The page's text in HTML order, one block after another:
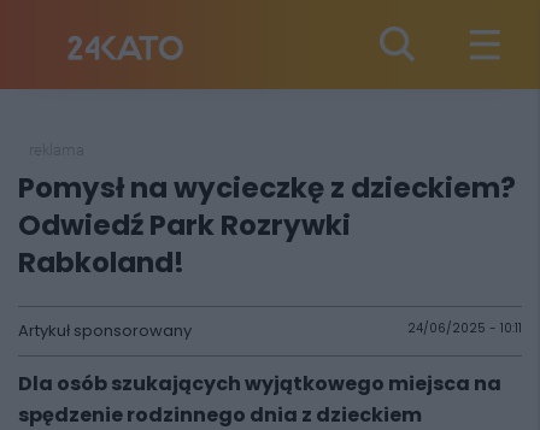
Pomysł na wycieczkę z dzieckiem?
Odwiedź Park Rozrywki
Rabkoland!
Artykuł sponsorowany 24/06/2025 - 10:11
Dla osób szukających wyjątkowego miejsca na
spędzenie rodzinnego dnia z dzieckiem